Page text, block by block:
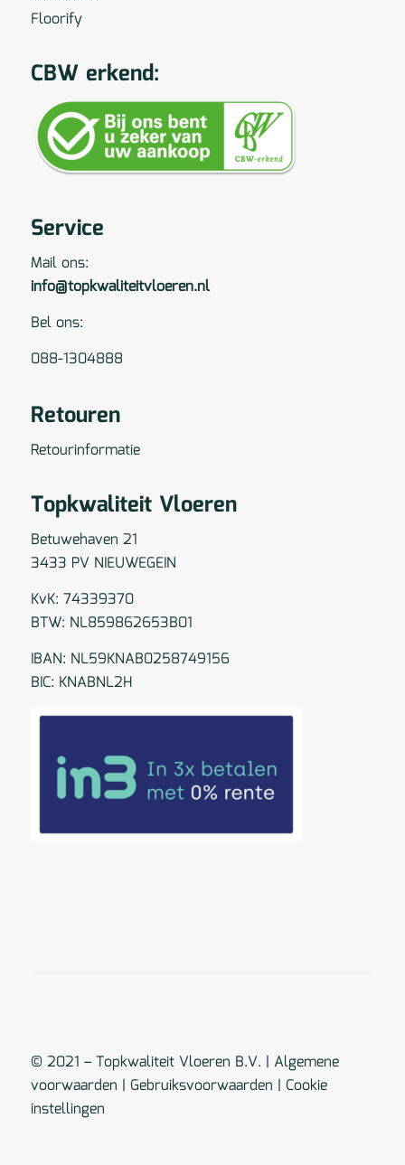
Floorify
CBW erkend:
Service
Mail ons:
info@topkwaliteitvloeren.nl
Bel ons:
088-1304888
Retouren
Retourinformatie
Topkwaliteit Vloeren
Betuwehaven 21
3433 PV NIEUWEGEIN
KvK: 74339370
BTW: NL859862653B01
IBAN: NL59KNAB0258749156
BIC: KNABNL2H
© 2021 – Topkwaliteit Vloeren B.V. | Algemene
voorwaarden | Gebruiksvoorwaarden | Cookie
instellingen